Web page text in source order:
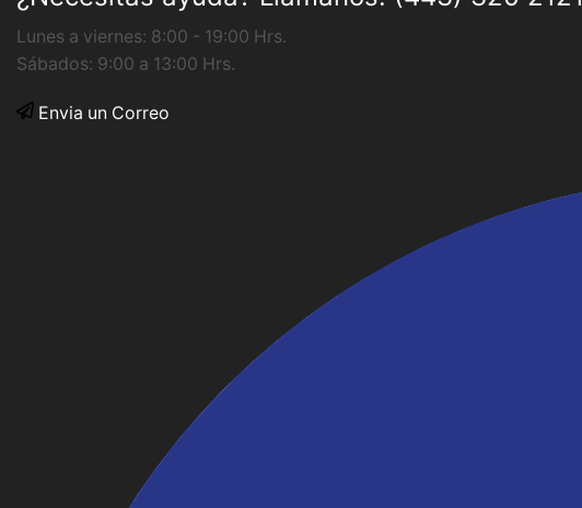
Lunes a viernes: 8:00 - 19:00 Hrs.
Sábados: 9:00 a 13:00 Hrs.
Envia un Correo